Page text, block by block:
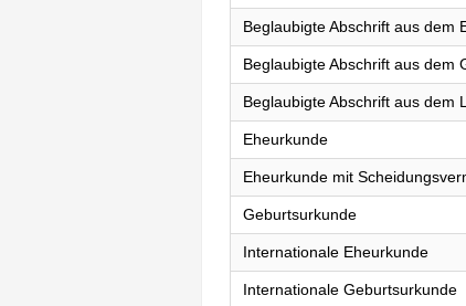
Beglaubigte Abschrift aus dem
Beglaubigte Abschrift aus dem
Beglaubigte Abschrift aus dem
Eheurkunde
Eheurkunde mit
Geburtsurkunde
Internationale Eheurkunde
Internationale Geburtsurkunde